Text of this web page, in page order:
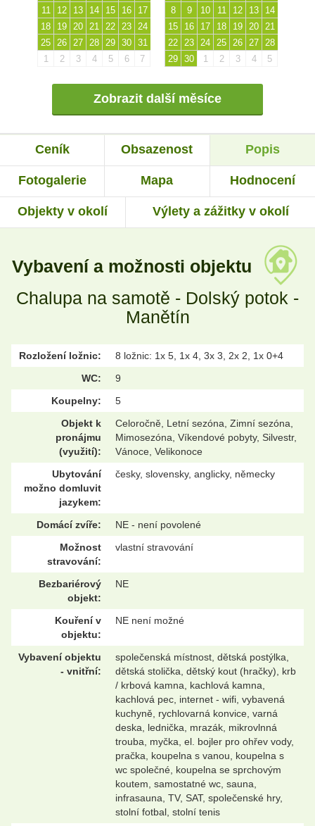
11
12 13 14 15 16
17
18
19 20 21 22 23
24
25
26 27 28 29 30 31
1
2 3 4 5 6 7
8
9 10 11 12 13
14
15
16 17 18 19 20
21
22
23 24 25 26 27
28
29 30 1 2 3 4 5
Zobrazit další měsíce
Ceník Obsazenost Popis
Fotogalerie Mapa Hodnocení
Objekty v okolí Výlety a zážitky v okolí
Vybavení a možnosti objektu
Chalupa na samotě - Dolský potok -
Manětín
Rozložení ložnic:
8 ložnic: 1x 5, 1x 4, 3x 3, 2x 2, 1x 0+4
WC:
9
Koupelny:
5
Objekt k
pronájmu
(využití):
Celoročně, Letní sezóna, Zimní sezóna,
Mimosezóna, Víkendové pobyty, Silvestr,
Vánoce, Velikonoce
Ubytování
možno domluvit
jazykem:
česky, slovensky, anglicky, německy
Domácí zvíře:
NE - není povolené
Možnost
stravování:
vlastní stravování
Bezbariérový
objekt:
NE
Kouření v
objektu:
NE není možné
Vybavení objektu
- vnitřní:
společenská místnost, dětská postýlka,
dětská stolička, dětský kout (hračky), krb
/ krbová kamna, kachlová kamna,
kachlová pec, internet - wifi, vybavená
kuchyně, rychlovarná konvice, varná
deska, lednička, mrazák, mikrovlnná
trouba, myčka, el. bojler pro ohřev vody,
pračka, koupelna s vanou, koupelna s
wc společné, koupelna se sprchovým
koutem, samostatné wc, sauna,
infrasauna, TV, SAT, společenské hry,
stolní fotbal, stolní tenis